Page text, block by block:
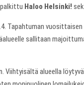
Haloo Helsinki!
Tapahtuman
sallitaan
alueella